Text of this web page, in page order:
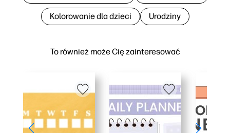
To również może Cię zainteresować
Kolorowanie dla dzieci Urodziny